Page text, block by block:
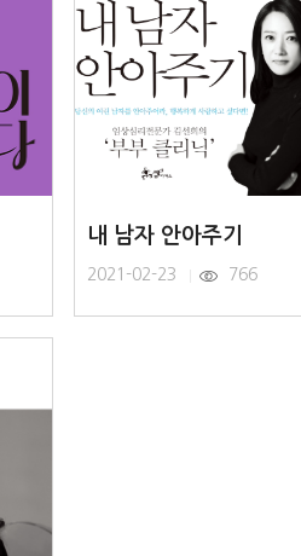
내 남자 안아주기
2021-02-23 766